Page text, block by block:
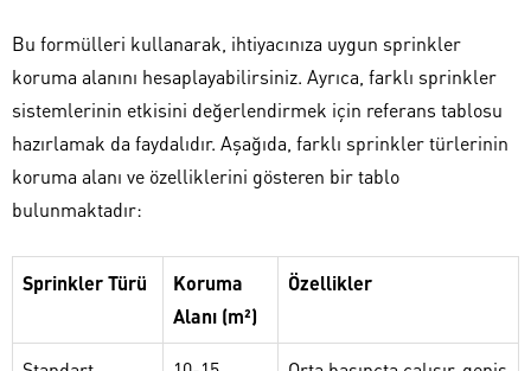
Bu formülleri kullanarak, ihtiyacınıza uygun sprinkler
koruma alanını hesaplayabilirsiniz. Ayrıca, farklı sprinkler
sistemlerinin etkisini değerlendirmek için referans tablosu
hazırlamak da faydalıdır. Aşağıda, farklı sprinkler türlerinin
koruma alanı ve özelliklerini gösteren bir tablo
bulunmaktadır:
Sprinkler Türü
Koruma
Alanı (m²)
Özellikler